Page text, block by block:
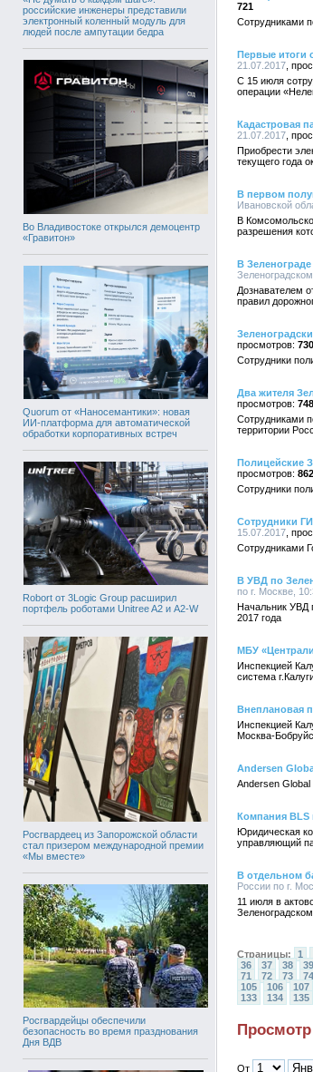
российские инженеры представили
электронный коленный модуль для
людей после ампутации бедра
Во Владивостоке открылся демоцентр
«Гравитон»
Quorum от «Наносемантики»: новая
ИИ-платформа для автоматической
обработки корпоративных встреч
Robort от 3Logic Group расширил
портфель роботами Unitree A2 и A2-W
Росгвардеец из Запорожской области
стал призером международной премии
«Мы вместе»
Росгвардейцы обеспечили
безопасность во время празднования
Дня ВДВ
721
Сотрудниками
Первые итоги
21.07.2017
С 15 июля
операции
Кадастровая
21.07.2017
Приобрести
текущего года
В первом
Ивановской
В
разрешения
В
Дознавателем
правил
730
Сотрудники
Два жителя
748
Сотрудниками
территории
Полицейские
862
Сотрудники
Сотрудники
15.07.2017
Сотрудниками
В УВД по
по г. Москве,
Начальник УВД
2017 года
МБУ
Инспекцией
система
Внеплановая
Инспекцией
Москва-
Andersen
Andersen
Компания BLS
Юридическая
управляющий
В отдельном
России по г.
11 июля в
Страницы: 1
36
37 38 39
71
72 73 74
105
106 107
133
134 135
От